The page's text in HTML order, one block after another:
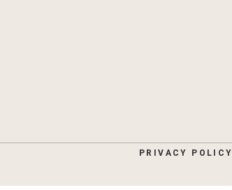
PRIVACY POLICY